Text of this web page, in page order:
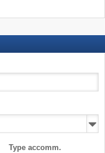
Type accomm.